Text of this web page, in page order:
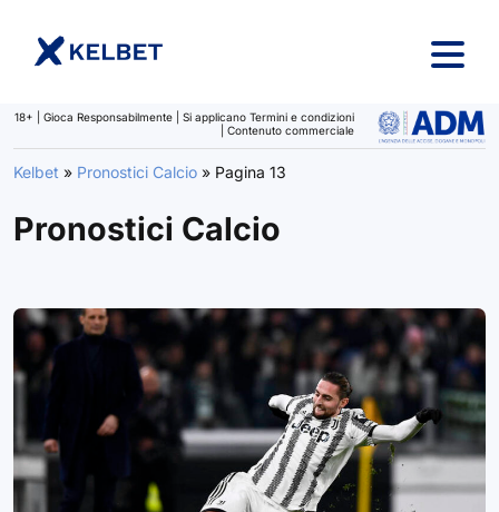
18+ | Gioca Responsabilmente | Si applicano Termini e condizioni
| Contenuto commerciale
Kelbet » Pronostici Calcio » Pagina 13
Pronostici Calcio